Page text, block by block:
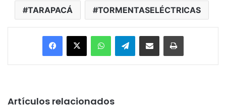
TARAPACÁ TORMENTASELÉCTRICAS
Facebook
X WhatsAppTelegramEnviar vía email Imprimir
Artículos relacionados